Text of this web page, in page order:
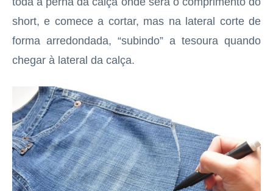
short, e comece a cortar, mas na lateral corte de
forma arredondada, “subindo” a tesoura quando
chegar à lateral da calça.